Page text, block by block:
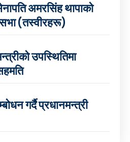
अमरसिंह थापाको
सभा (तस्वीरहरू)
उपस्थितिमा
गर्दै प्रधानमन्त्री